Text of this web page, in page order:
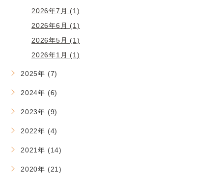
2026年7月 (1)
2026年6月 (1)
2026年5月 (1)
2026年1月 (1)
2025年 (7)
2024年 (6)
2023年 (9)
2022年 (4)
2021年 (14)
2020年 (21)